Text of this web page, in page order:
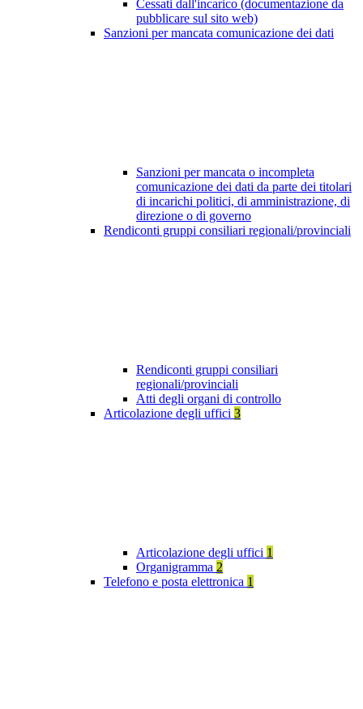
Cessati dall'incarico (documentazione da
pubblicare sul sito web)
Sanzioni per mancata comunicazione dei dati
Sanzioni per mancata o incompleta
comunicazione dei dati da parte dei titolari
di incarichi politici, di amministrazione, di
direzione o di governo
Rendiconti gruppi consiliari regionali/provinciali
Rendiconti gruppi consiliari
regionali/provinciali
Atti degli organi di controllo
Articolazione degli uffici 3
Articolazione degli uffici 1
Organigramma 2
Telefono e posta elettronica 1